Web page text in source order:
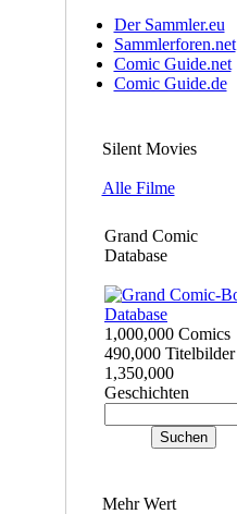
Der Sammler.eu
Sammlerforen.net
Comic Guide.net
Comic Guide.de
Silent Movies
Alle Filme
Grand Comic
Database
1,000,000 Comics
490,000 Titelbilder
1,350,000
Geschichten
Mehr Wert